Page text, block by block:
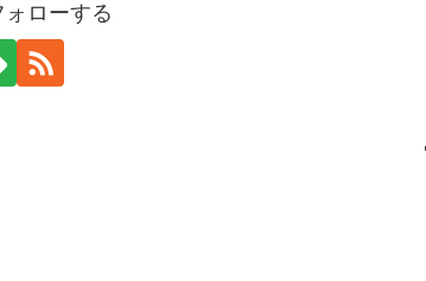
ローする